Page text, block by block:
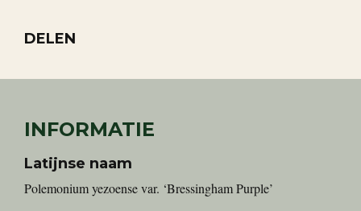
DELEN
INFORMATIE
Latijnse naam
Polemonium yezoense var. ‘Bressingham Purple’